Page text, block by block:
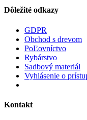
Dôležité odkazy
GDPR
Obchod s drevom
PoĽovníctvo
Rybárstvo
Sadbový materiál
Vyhlásenie o
Kontakt